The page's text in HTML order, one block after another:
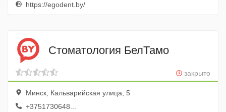
https://egodent.by/
Стоматология БелТамо
закрыто
Минск, Кальварийская улица, 5
+3751730648...